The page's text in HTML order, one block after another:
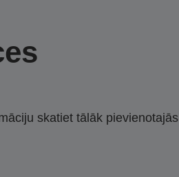
skatiet tālāk pievienotajās